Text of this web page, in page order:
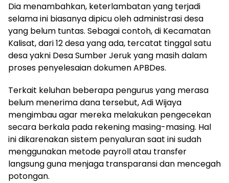
Dia menambahkan, keterlambatan yang terjadi
selama ini biasanya dipicu oleh administrasi desa
yang belum tuntas. Sebagai contoh, di Kecamatan
Kalisat, dari 12 desa yang ada, tercatat tinggal satu
desa yakni Desa Sumber Jeruk yang masih dalam
proses penyelesaian dokumen APBDes.
Terkait keluhan beberapa pengurus yang merasa
belum menerima dana tersebut, Adi Wijaya
mengimbau agar mereka melakukan pengecekan
secara berkala pada rekening masing-masing. Hal
ini dikarenakan sistem penyaluran saat ini sudah
menggunakan metode payroll atau transfer
langsung guna menjaga transparansi dan mencegah
potongan.